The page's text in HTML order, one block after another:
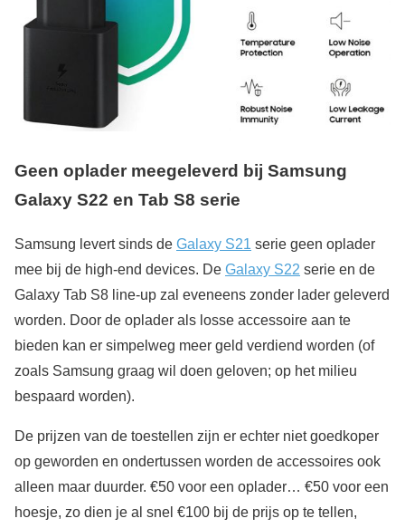
Geen oplader meegeleverd bij Samsung
Galaxy S22 en Tab S8 serie
Samsung levert sinds de Galaxy S21 serie geen oplader
mee bij de high-end devices. De Galaxy S22 serie en de
Galaxy Tab S8 line-up zal eveneens zonder lader geleverd
worden. Door de oplader als losse accessoire aan te
bieden kan er simpelweg meer geld verdiend worden (of
zoals Samsung graag wil doen geloven; op het milieu
bespaard worden).
De prijzen van de toestellen zijn er echter niet goedkoper
op geworden en ondertussen worden de accessoires ook
alleen maar duurder. €50 voor een oplader… €50 voor een
hoesje, zo dien je al snel €100 bij de prijs op te tellen,